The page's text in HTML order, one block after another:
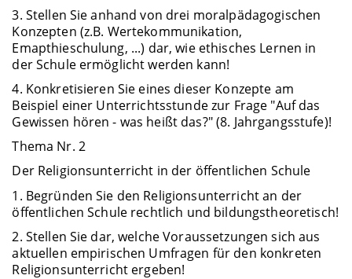
3. Stellen Sie anhand von drei moralpädagogischen
Konzepten (z.B. Wertekommunikation,
Emapthieschulung, ...) dar, wie ethisches Lernen in
der Schule ermöglicht werden kann!
4. Konkretisieren Sie eines dieser Konzepte am
Beispiel einer Unterrichtsstunde zur Frage "Auf das
Gewissen hören - was heißt das?" (8. Jahrgangsstufe)!
Thema Nr. 2
Der Religionsunterricht in der öffentlichen Schule
1. Begründen Sie den Religionsunterricht an der
öffentlichen Schule rechtlich und bildungstheoretisch!
2. Stellen Sie dar, welche Voraussetzungen sich aus
aktuellen empirischen Umfragen für den konkreten
Religionsunterricht ergeben!